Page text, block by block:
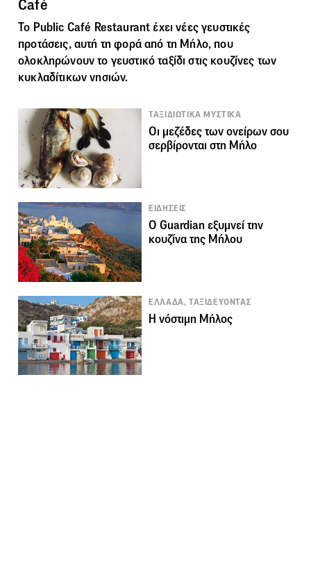
Café
Το Public Café Restaurant έχει νέες γευστικές
προτάσεις, αυτή τη φορά από τη Μήλο, που
ολοκληρώνουν το γευστικό ταξίδι στις κουζίνες των
κυκλαδίτικων νησιών.
ΤΑΞΙΔΙΩΤΙΚΑ ΜΥΣΤΙΚΑ
Οι μεζέδες των ονείρων σου
σερβίρονται στη Μήλο
ΕΙΔΗΣΕΙΣ
Ο Guardian εξυμνεί την
κουζίνα της Μήλου
ΕΛΛΑΔΑ, ΤΑΞΙΔΕΥΟΝΤΑΣ
Η νόστιμη Μήλος